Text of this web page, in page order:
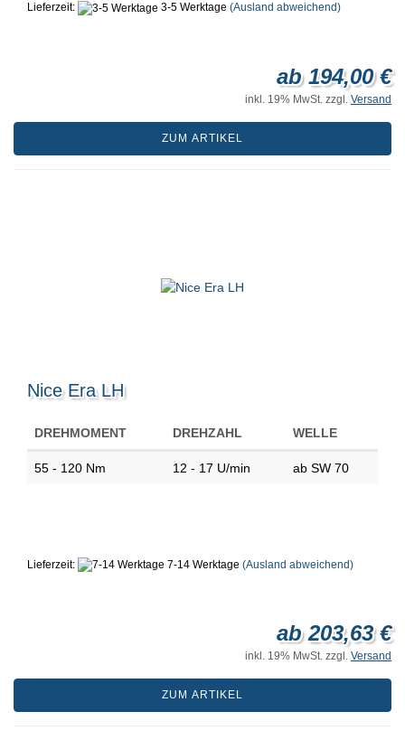
Lieferzeit: 3-5 Werktage (Ausland abweichend)
ab 194,00 €
inkl. 19% MwSt. zzgl. Versand
ZUM ARTIKEL
Nice Era LH
DREHMOMENT DREHZAHL WELLE
55 - 120 Nm 12 - 17 U/min ab SW 70
Lieferzeit: 7-14 Werktage (Ausland abweichend)
ab 203,63 €
inkl. 19% MwSt. zzgl. Versand
ZUM ARTIKEL